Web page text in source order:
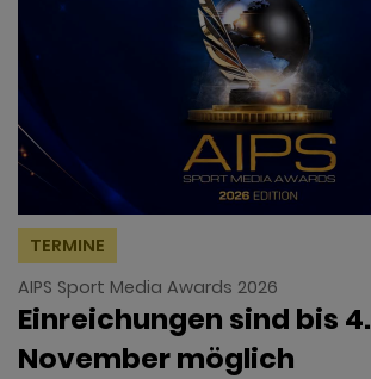
TERMINE
AIPS Sport Media Awards 2026
Einreichungen sind bis 4.
November möglich